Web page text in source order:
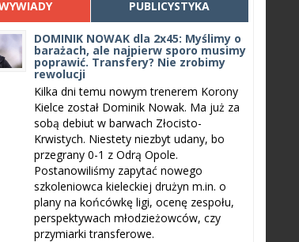
PUBLICYSTYKA
DOMINIK NOWAK dla 2x45: Myślimy o
barażach, ale najpierw sporo musimy
poprawić. Transfery? Nie zrobimy
rewolucji
Kilka dni temu nowym trenerem Korony
Kielce został Dominik Nowak. Ma już za
sobą debiut w barwach Złocisto-
Krwistych. Niestety niezbyt udany, bo
przegrany 0-1 z Odrą Opole.
Postanowiliśmy zapytać nowego
szkoleniowca kieleckiej drużyn m.in. o
plany na końcówkę ligi, ocenę zespołu,
perspektywach młodzieżowców, czy
przymiarki transferowe.